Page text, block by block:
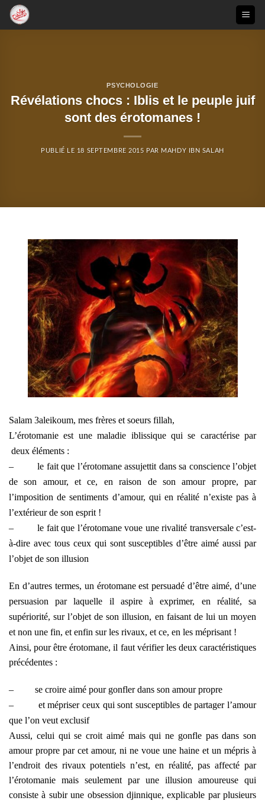
Passer
PSYCHOLOGIE
Révélations chocs : Iblis et le peuple juif
sont des érotomanes !
PUBLIÉ LE 18 SEPTEMBRE 2015 PAR MAHDY IBN SALAH
Salam 3aleikoum, mes frères et soeurs fillah,
L’érotomanie est une maladie iblissique qui se caractérise par
deux éléments :
–
le fait que l’érotomane assujettit dans sa conscience l’objet
de son amour, et ce, en raison de son amour propre, par
l’imposition de sentiments d’amour, qui en réalité n’existe pas à
l’extérieur de son esprit !
–
le fait que l’érotomane voue une rivalité transversale c’est-
à-dire avec tous ceux qui sont susceptibles d’être aimé aussi par
l’objet de son illusion
En d’autres termes, un érotomane est persuadé d’être aimé, d’une
persuasion par laquelle il aspire à exprimer, en réalité, sa
supériorité, sur l’objet de son illusion, en faisant de lui un moyen
et non une fin, et enfin sur les rivaux, et ce, en les méprisant !
Ainsi, pour être érotomane, il faut vérifier les deux caractéristiques
précédentes :
–
se croire aimé pour gonfler dans son amour propre
–
et mépriser ceux qui sont susceptibles de partager l’amour
que l’on veut exclusif
Aussi, celui qui se croit aimé mais qui ne gonfle pas dans son
amour propre par cet amour, ni ne voue une haine et un mépris à
l’endroit des rivaux potentiels n’est, en réalité, pas affecté par
l’érotomanie mais seulement par une illusion amoureuse qui
consiste à subir une obsession djinnique, explicable par plusieurs